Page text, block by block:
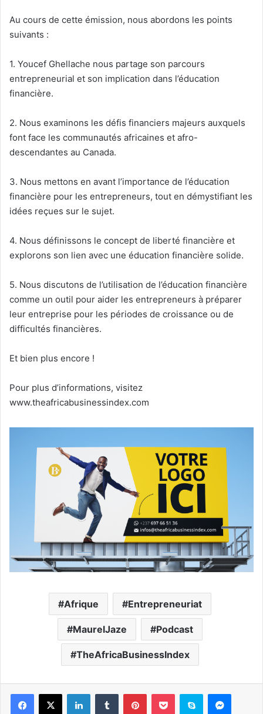
Au cours de cette émission, nous abordons les points
suivants :
1. Youcef Ghellache nous partage son parcours
entrepreneurial et son implication dans l’éducation
financière.
2. Nous examinons les défis financiers majeurs auxquels
font face les communautés africaines et afro-
descendantes au Canada.
3. Nous mettons en avant l’importance de l’éducation
financière pour les entrepreneurs, tout en démystifiant les
idées reçues sur le sujet.
4. Nous définissons le concept de liberté financière et
explorons son lien avec une éducation financière solide.
5. Nous discutons de l’utilisation de l’éducation financière
comme un outil pour aider les entrepreneurs à préparer
leur entreprise pour les périodes de croissance ou de
difficultés financières.
Et bien plus encore !
Pour plus d’informations, visitez
www.theafricabusinessindex.com
Afrique Entrepreneuriat
MaurelJaze Podcast
TheAfricaBusinessIndex
Facebook
X LinkedinTumblr PinterestPocket Skype